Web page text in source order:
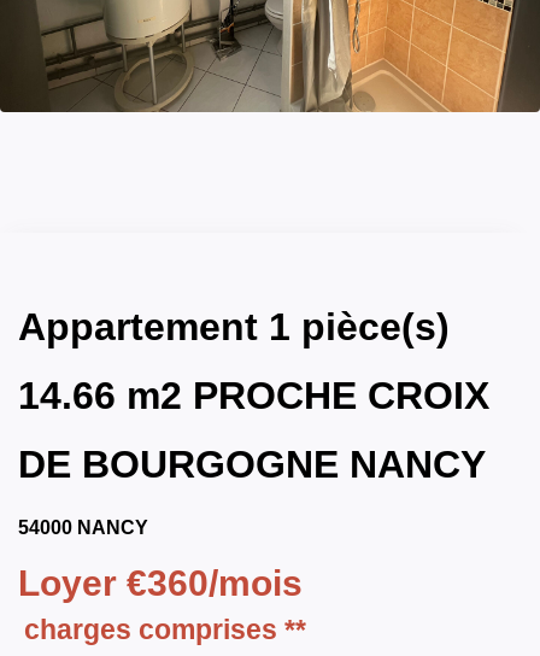
Appartement 1 pièce(s)
14.66 m2 PROCHE CROIX
DE BOURGOGNE NANCY
54000 NANCY
Loyer €360/mois
charges comprises **